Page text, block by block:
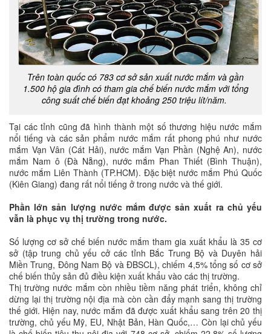
Trên toàn quốc có 783 cơ sở sản xuất nước mắm và gần
1.500 hộ gia đình có tham gia chế biến nước mắm với tổng
công suất chế biến đạt khoảng 250 triệu lít/năm.
Tại các tỉnh cũng đã hình thành một số thương hiệu nước mắm
nổi tiếng và các sản phẩm nước mắm rất phong phú như nước
mắm Vạn Vân (Cát Hải), nước mắm Vạn Phần (Nghệ An), nước
mắm Nam ô (Đà Nẵng), nước mắm Phan Thiết (Bình Thuận),
nước mắm Liên Thành (TP.HCM). Đặc biệt nước mắm Phú Quốc
(Kiên Giang) đang rất nổi tiếng ở trong nước và thế giới.
Phần lớn sản lượng nước mắm được sản xuất ra chủ yếu
vẫn là phục vụ thị trường trong nước.
Số lượng cơ sở chế biến nước mắm tham gia xuất khẩu là 35 cơ
sở (tập trung chủ yếu cở các tỉnh Bắc Trung Bộ và Duyên hải
Miền Trung, Đông Nam Bộ và ĐBSCL), chiếm 4,5% tổng số cơ sở
chế biến thủy sản đủ điều kiện xuất khẩu vào các thị trường.
Thị trường nước mắm còn nhiều tiềm năng phát triển, không chỉ
dừng lại thị trường nội địa mà còn cần đẩy mạnh sang thị trường
thế giới. Hiện nay, nước mắm đã được xuất khẩu sang trên 20 thị
trường, chủ yếu Mỹ, EU, Nhật Bản, Hàn Quốc,… Còn lại chủ yếu